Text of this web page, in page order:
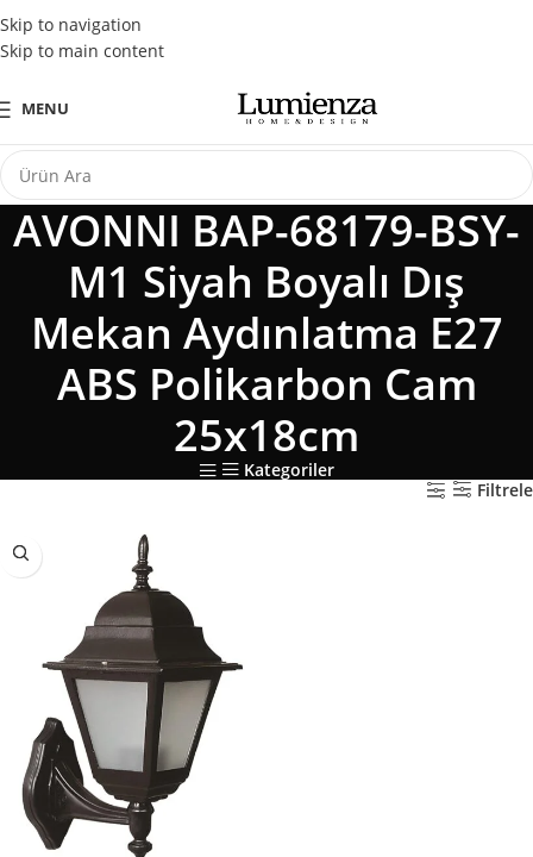
Skip to navigation
Skip to main content
Tüm Kredi Kartlarına Peşin Fiyatına 3 Taksit Fırsatı
MENU
AVONNI BAP-68179-BSY-
M1 Siyah Boyalı Dış
Mekan Aydınlatma E27
ABS Polikarbon Cam
25x18cm
Kategoriler
Filtrele